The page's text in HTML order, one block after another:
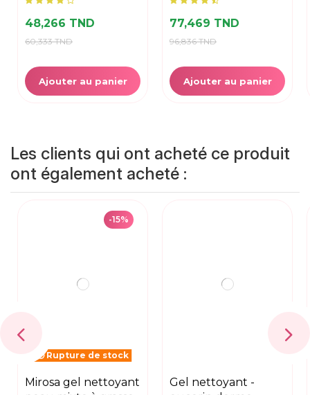
48,266 TND
60,333 TND
Ajouter au panier
77,469 TND
96,836 TND
Ajouter au panier
Les clients qui ont acheté ce produit
ont également acheté :
-15%
Rupture de stock
mirosa gel nettoyant
gel nettoyant -